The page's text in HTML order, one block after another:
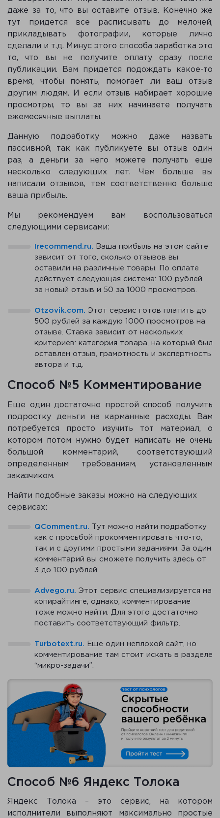
даже за то, что вы оставите отзыв. Конечно же
тут придется все расписывать до мелочей,
прикладывать фотографии, которые лично
сделали и т.д. Минус этого способа заработка это
то, что вы не получите оплату сразу после
публикации. Вам придется подождать какое-то
время, чтобы понять, помогает ли ваш отзыв
другим людям. И если отзыв набирает хорошие
просмотры, то вы за них начинаете получать
ежемесячные выплаты.
Данную подработку можно даже назвать
пассивной, так как публикуете вы отзыв один
раз, а деньги за него можете получать еще
несколько следующих лет. Чем больше вы
написали отзывов, тем соответственно больше
ваша прибыль.
Мы рекомендуем вам воспользоваться
следующими сервисами:
Irecommend.ru.
Ваша прибыль на этом сайте
зависит от того, сколько отзывов вы
оставили на различные товары. По оплате
действует следующая система: 100 рублей
за новый отзыв и 50 за 1000 просмотров.
Otzovik.com. Этот сервис готов платить до
500 рублей за каждую 1000 просмотров на
отзыве. Ставка зависит от нескольких
критериев: категория товара, на который был
оставлен отзыв, грамотность и экспертность
автора и т.д.
Способ №5 Комментирование
Еще один достаточно простой способ получить
подростку деньги на карманные расходы. Вам
потребуется просто изучить тот материал, о
котором потом нужно будет написать не очень
большой комментарий, соответствующий
определенным требованиям, установленным
заказчиком.
Найти подобные заказы можно на следующих
сервисах:
QComment.ru.
Тут можно найти подработку
как с просьбой прокомментировать что-то,
так и с другими простыми заданиями. За один
комментарий вы сможете получить здесь от
3 до 100 рублей.
Advego.ru.
Этот сервис специализируется на
копирайтинге, однако, комментирование
тоже можно найти. Для этого достаточно
поставить соответствующий фильтр.
Turbotext.ru.
Еще один неплохой сайт, но
комментирование там стоит искать в разделе
“микро-задачи”.
Способ №6 Яндекс Толока
Яндекс Толока – это сервис, на котором
исполнители выполняют максимально простые